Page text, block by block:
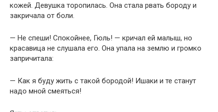
кожей. Девушка торопилась. Она стала рвать бороду и
закричала от боли.
— Не спеши! Спокойнее, Гюль! — кричал ей малыш, но
красавица не слушала его. Она упала на землю и громко
запричитала:
— Как я буду жить с такой бородой! Ишаки и те станут
надо мной смеяться!